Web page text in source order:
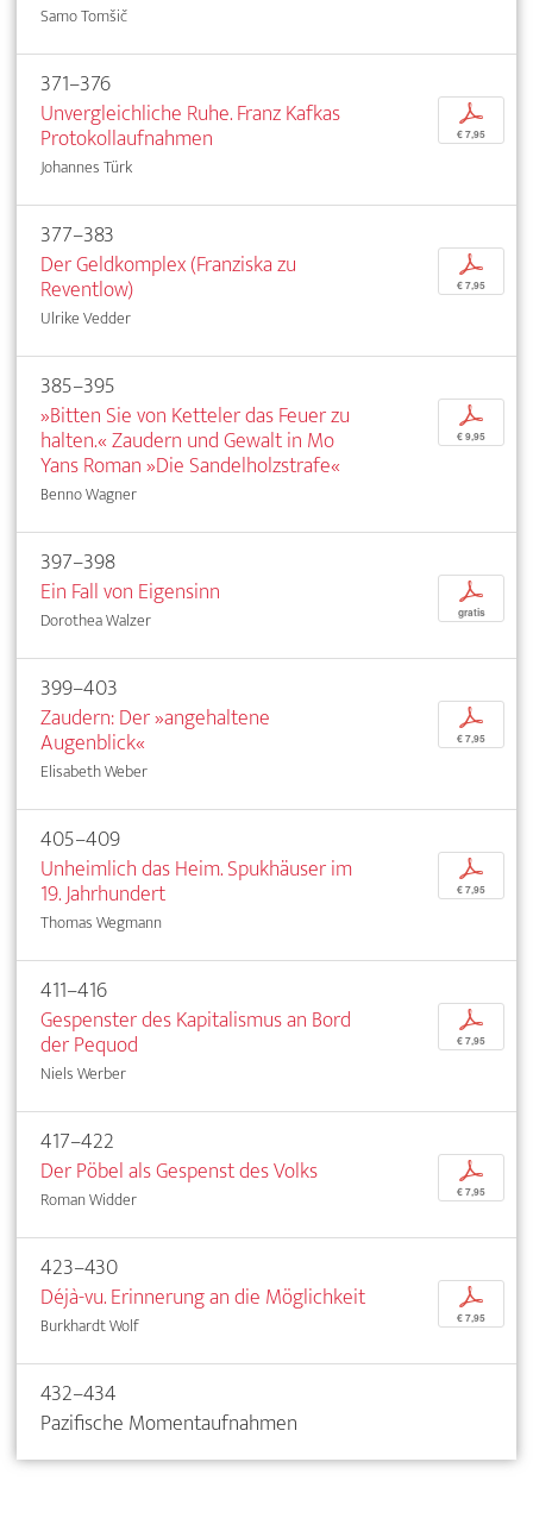
Samo Tomšič
371–376
Unvergleichliche Ruhe. Franz Kafkas
Protokollaufnahmen
Johannes Türk
p
€ 7,95
377–383
Der Geldkomplex (Franziska zu
Reventlow)
Ulrike Vedder
p
€ 7,95
385–395
»Bitten Sie von Ketteler das Feuer zu
halten.« Zaudern und Gewalt in Mo
Yans Roman »Die Sandelholzstrafe«
Benno Wagner
p
€ 9,95
397–398
Ein Fall von Eigensinn
Dorothea Walzer
p
gratis
399–403
Zaudern: Der »angehaltene
Augenblick«
Elisabeth Weber
p
€ 7,95
405–409
Unheimlich das Heim. Spukhäuser im
19. Jahrhundert
Thomas Wegmann
p
€ 7,95
411–416
Gespenster des Kapitalismus an Bord
der Pequod
Niels Werber
p
€ 7,95
417–422
Der Pöbel als Gespenst des Volks
Roman Widder
p
€ 7,95
423–430
Déjà-vu. Erinnerung an die Möglichkeit
Burkhardt Wolf
p
€ 7,95
432–434
Pazifische Momentaufnahmen